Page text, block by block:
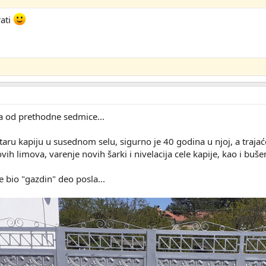
prethodne sedmice...
kapiju u susednom selu, sigurno je 40 godina u njoj, a
limova, varenje novih šarki i nivelacija cele kapije, kao i
bio "gazdin" deo posla...